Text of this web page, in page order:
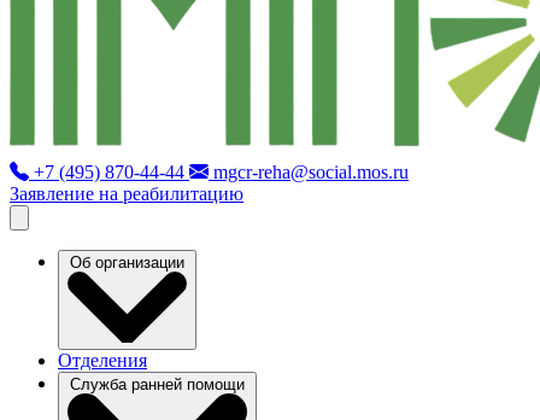
+7 (495) 870-44-44
mgcr-reha@social.mos.ru
Заявление на реабилитацию
Об организации
Отделения
Служба ранней помощи